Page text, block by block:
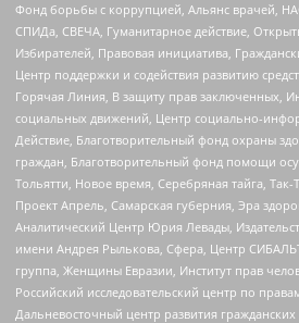
Фонд борьбы с коррупцией, Альянс врачей,
СПИДа, СВЕЧА, Гуманитарное действие,
Избирателей, Правовая инициатива,
Центр поддержки и содействия развитию
Горячая Линия, В защиту прав заключенных,
социальных движений, Центр социально-
Действие, Благотворительный фонд охраны
граждан, Благотворительный фонд помощи
Тольятти, Новое время, Серебряная тайга, Так-
Проект Апрель, Самарская губерния, Эра
Аналитический Центр Юрия Левады,
имени Андрея Рылькова, Сфера, Центр
группа, Женщины Евразии, Институт прав
Российский исследовательский центр по
Дальневосточный центр развития